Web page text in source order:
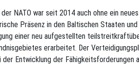
der NATO war seit 2014 auch ohne ein
Präsenz in den Baltischen Staaten
einer neu aufgestellten
erarbeitet. Der
Entwicklung der Fähigkeitsforderungen